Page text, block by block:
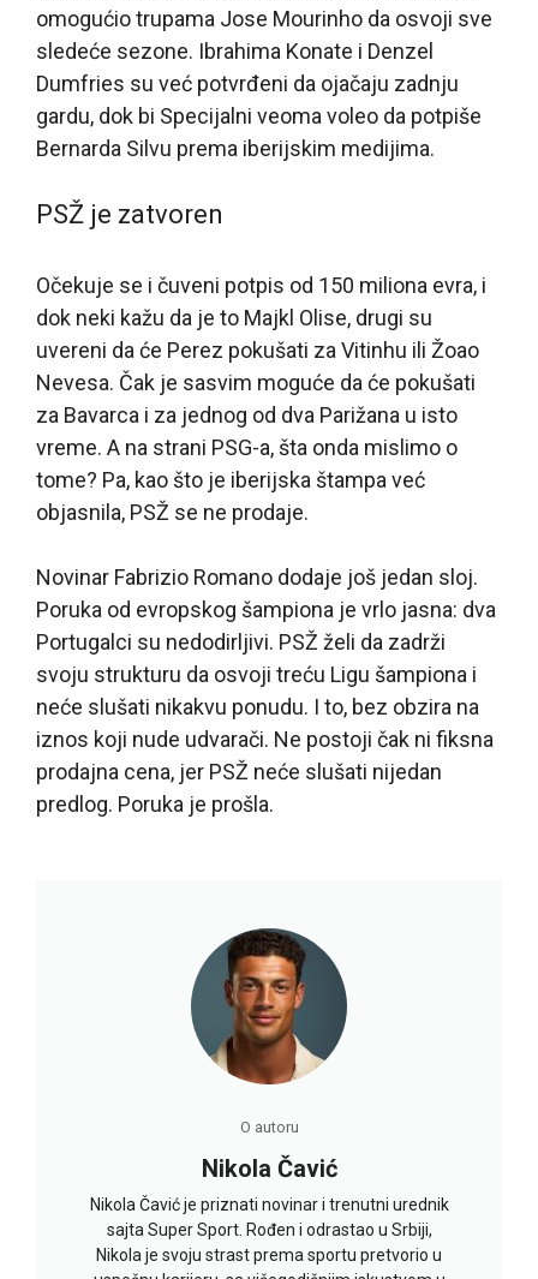
omogućio trupama Jose Mourinho da osvoji sve
sledeće sezone. Ibrahima Konate i Denzel
Dumfries su već potvrđeni da ojačaju zadnju
gardu, dok bi Specijalni veoma voleo da potpiše
Bernarda Silvu prema iberijskim medijima.
PSŽ je zatvoren
Očekuje se i čuveni potpis od 150 miliona evra, i
dok neki kažu da je to Majkl Olise, drugi su
uvereni da će Perez pokušati za Vitinhu ili Žoao
Nevesa. Čak je sasvim moguće da će pokušati
za Bavarca i za jednog od dva Parižana u isto
vreme. A na strani PSG-a, šta onda mislimo o
tome? Pa, kao što je iberijska štampa već
objasnila, PSŽ se ne prodaje.
Novinar Fabrizio Romano dodaje još jedan sloj.
Poruka od evropskog šampiona je vrlo jasna: dva
Portugalci su nedodirljivi. PSŽ želi da zadrži
svoju strukturu da osvoji treću Ligu šampiona i
neće slušati nikakvu ponudu. I to, bez obzira na
iznos koji nude udvarači. Ne postoji čak ni fiksna
prodajna cena, jer PSŽ neće slušati nijedan
predlog. Poruka je prošla.
O autoru
Nikola Čavić
Nikola Čavić je priznati novinar i trenutni urednik
sajta Super Sport. Rođen i odrastao u Srbiji,
Nikola je svoju strast prema sportu pretvorio u